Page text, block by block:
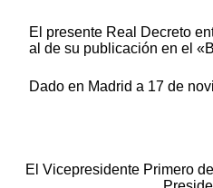
El presente Real Decreto
al de su publicación en el
Dado en Madrid a 17 de
El Vicepresidente Primero